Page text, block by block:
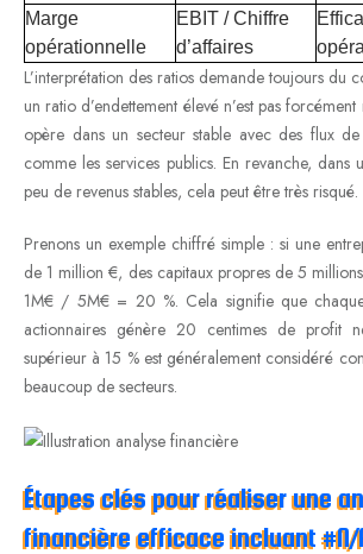
Marge
opérationnelle
EBIT / Chiffre
d’affaires
L’interprétation des ratios demande toujours du
un ratio d’endettement élevé n’est pas forcément
opère dans un secteur stable avec des flux de
comme les services publics. En revanche, dans
peu de revenus stables, cela peut être très risqué.
Prenons un exemple chiffré simple : si une
de 1 million €, des capitaux propres de 5
1M€ / 5M€ = 20 %. Cela signifie que
actionnaires génère 20 centimes de profit
supérieur à 15 % est généralement considéré
beaucoup de secteurs.
Étapes clés pour réaliser une
financière efficace incluant #N/